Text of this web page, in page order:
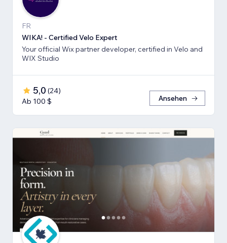
FR
WIKA! - Certified Velo Expert
Your official Wix partner developer, certified in Velo and
WIX Studio
5,0 (24)
Ab 100 $
Ansehen